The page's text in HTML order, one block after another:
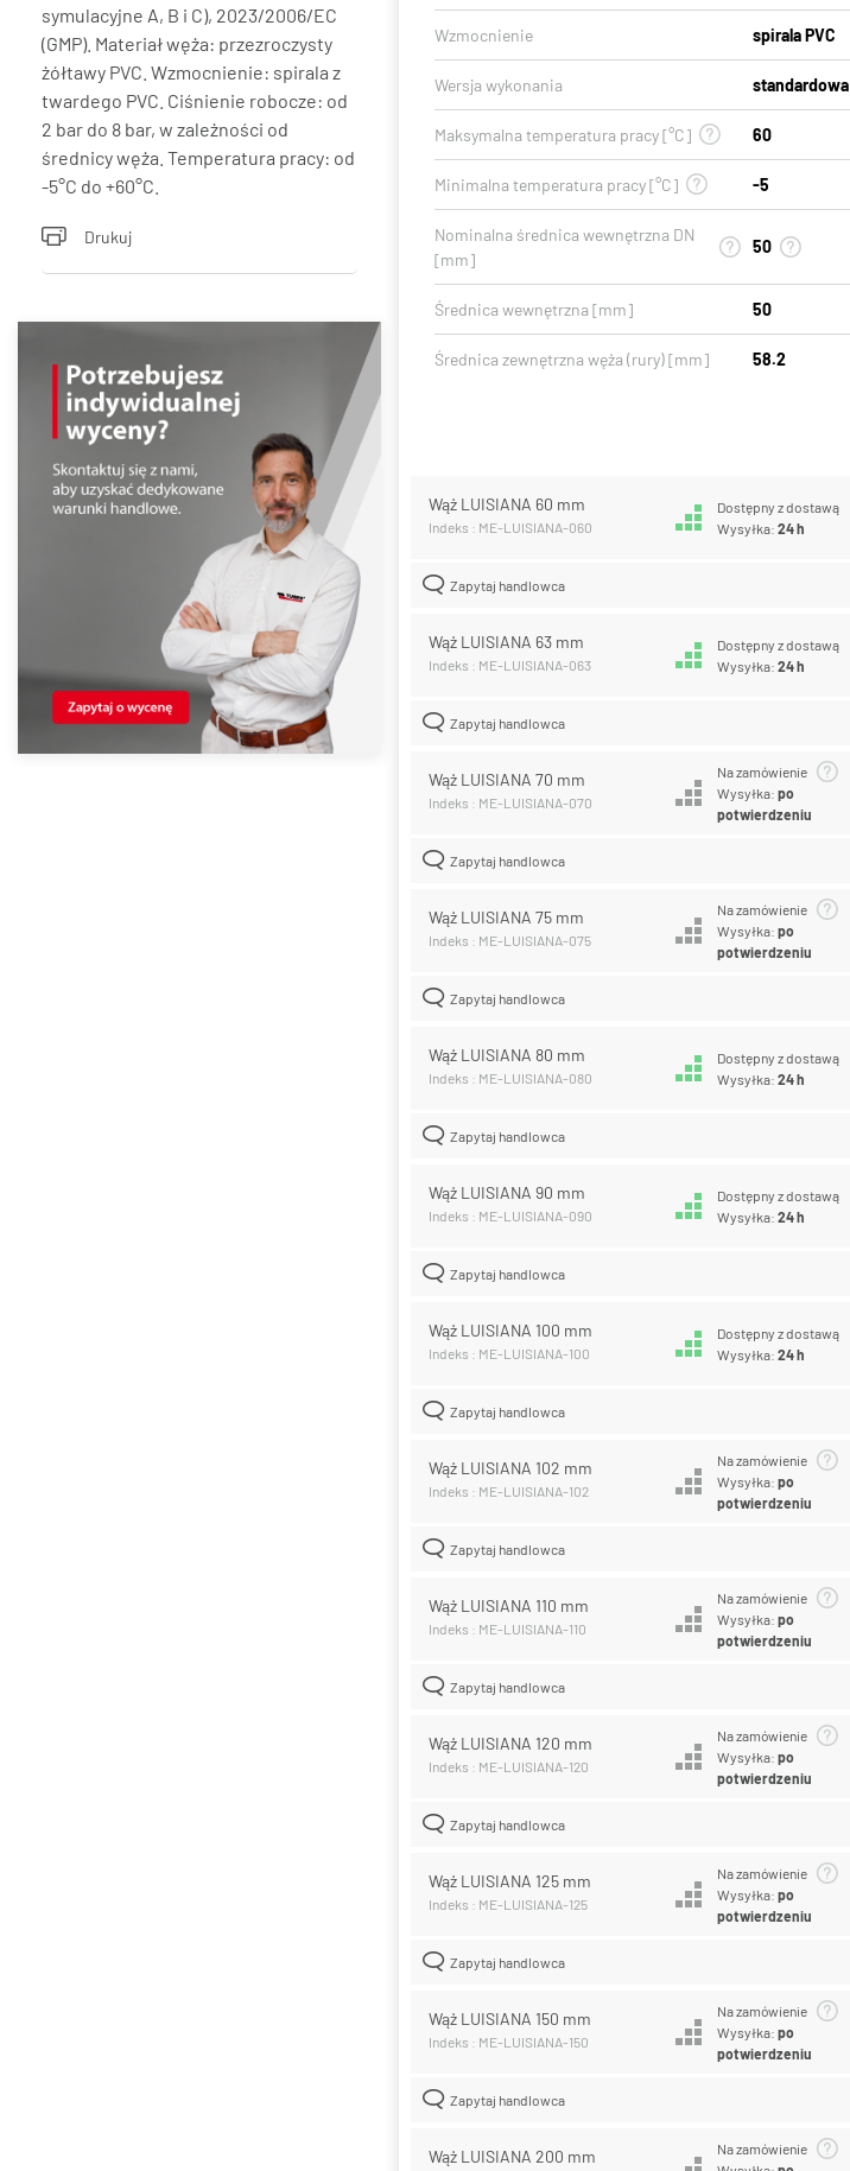
symulacyjne A, B i C), 2023/2006/EC
(GMP). Materiał węża: przezroczysty
żółtawy PVC. Wzmocnienie: spirala z
twardego PVC. Ciśnienie robocze: od
2 bar do 8 bar, w zależności od
średnicy węża. Temperatura pracy: od
-5°C do +60°C.
Drukuj
Wzmocnienie spirala PVC
Wersja wykonania standardowa
Maksymalna temperatura pracy [°C] 60
Minimalna temperatura pracy [°C] -5
Nominalna średnica wewnętrzna DN
[mm]
50
Średnica wewnętrzna [mm] 50
Średnica zewnętrzna węża (rury) [mm] 58.2
Wąż LUISIANA 60 mm
Indeks : ME-LUISIANA-060
Dostępny z dostawą
Wysyłka:24 h
Zapytaj handlowca
Wąż LUISIANA 63 mm
Indeks : ME-LUISIANA-063
Dostępny z dostawą
Wysyłka:24 h
Zapytaj handlowca
Wąż LUISIANA 70 mm
Indeks : ME-LUISIANA-070
Na zamówienie
Wysyłka:po
potwierdzeniu
Zapytaj handlowca
Wąż LUISIANA 75 mm
Indeks : ME-LUISIANA-075
Na zamówienie
Wysyłka:po
potwierdzeniu
Zapytaj handlowca
Wąż LUISIANA 80 mm
Indeks : ME-LUISIANA-080
Dostępny z dostawą
Wysyłka:24 h
Zapytaj handlowca
Wąż LUISIANA 90 mm
Indeks : ME-LUISIANA-090
Dostępny z dostawą
Wysyłka:24 h
Zapytaj handlowca
Wąż LUISIANA 100 mm
Indeks : ME-LUISIANA-100
Dostępny z dostawą
Wysyłka:24 h
Zapytaj handlowca
Wąż LUISIANA 102 mm
Indeks : ME-LUISIANA-102
Na zamówienie
Wysyłka:po
potwierdzeniu
Zapytaj handlowca
Wąż LUISIANA 110 mm
Indeks : ME-LUISIANA-110
Na zamówienie
Wysyłka:po
potwierdzeniu
Zapytaj handlowca
Wąż LUISIANA 120 mm
Indeks : ME-LUISIANA-120
Na zamówienie
Wysyłka:po
potwierdzeniu
Zapytaj handlowca
Wąż LUISIANA 125 mm
Indeks : ME-LUISIANA-125
Na zamówienie
Wysyłka:po
potwierdzeniu
Zapytaj handlowca
Wąż LUISIANA 150 mm
Indeks : ME-LUISIANA-150
Na zamówienie
Wysyłka:po
potwierdzeniu
Zapytaj handlowca
Wąż LUISIANA 200 mm
Na zamówienie